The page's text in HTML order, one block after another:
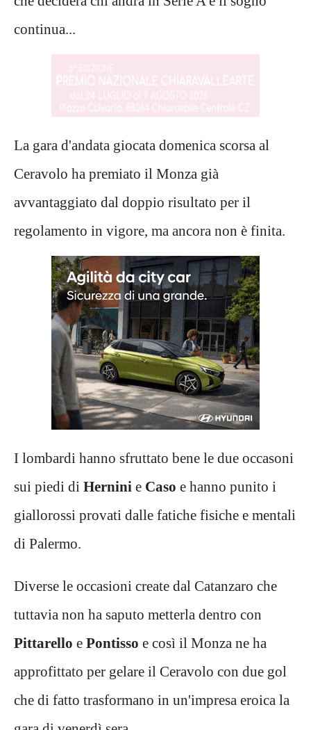
continua...
La gara d'andata giocata domenica scorsa al
Ceravolo ha premiato il Monza già
avvantaggiato dal doppio risultato per il
regolamento in vigore, ma ancora non è finita.
I lombardi hanno sfruttato bene le due occasoni
sui piedi di Hernini e Caso e hanno punito i
giallorossi provati dalle fatiche fisiche e mentali
di Palermo.
Diverse le occasioni create dal Catanzaro che
tuttavia non ha saputo metterla dentro con
Pittarello e Pontisso e così il Monza ne ha
approfittato per gelare il Ceravolo con due gol
che di fatto trasformano in un'impresa eroica la